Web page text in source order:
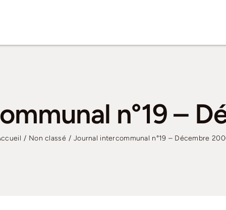
n°19 –
Non classé Journal intercommunal n°19 – Décembre